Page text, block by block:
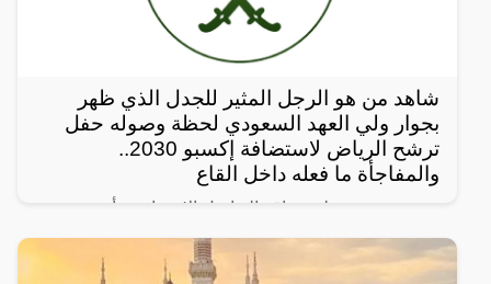
شاهد من هو الرجل المثير للجدل الذي ظهر
بجوار ولي العهد السعودي لحظة وصوله حفل
ترشح الرياض لاستضافة إكسبو 2030..
والمفاجأة ما فعله داخل القاع
رصد مغردون على مواقع التواصل الإجتماعي، أحدث
ظهور للرجل المجهول ذو النظرات الحادة الذي يقف دوماً
بالقرب من ولي العهد السعودي الأمير محمد بن سلمان